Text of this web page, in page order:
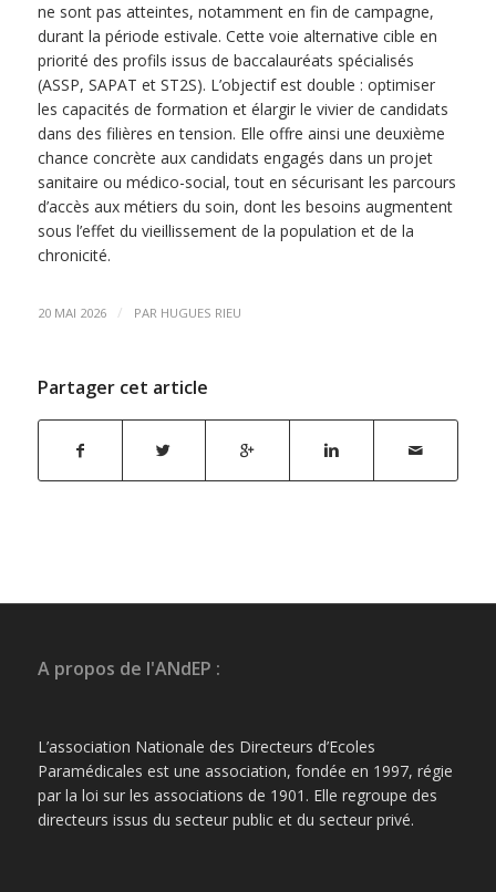
ne sont pas atteintes, notamment en fin de campagne,
durant la période estivale. Cette voie alternative cible en
priorité des profils issus de baccalauréats spécialisés
(ASSP, SAPAT et ST2S). L’objectif est double : optimiser
les capacités de formation et élargir le vivier de candidats
dans des filières en tension. Elle offre ainsi une deuxième
chance concrète aux candidats engagés dans un projet
sanitaire ou médico-social, tout en sécurisant les parcours
d’accès aux métiers du soin, dont les besoins augmentent
sous l’effet du vieillissement de la population et de la
chronicité.
20 MAI 2026 / PAR HUGUES RIEU
Partager cet article
A propos de l'ANdEP :
L’association Nationale des Directeurs d’Ecoles
Paramédicales est une association, fondée en 1997, régie
par la loi sur les associations de 1901. Elle regroupe des
directeurs issus du secteur public et du secteur privé.